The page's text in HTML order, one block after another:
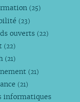
(25)
(23)
ouverts (22)
(22)
(21)
(21)
(21)
informatiques